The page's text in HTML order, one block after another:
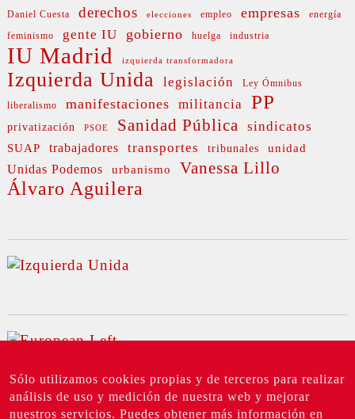
Daniel Cuesta derechos elecciones empleo empresas energía
feminismo gente IU gobierno huelga industria
IU Madrid izquierda transformadora
Izquierda Unida legislación Ley Ómnibus
liberalismo manifestaciones militancia PP
privatización PSOE Sanidad Pública sindicatos
SUAP trabajadores transportes tribunales unidad
Unidas Podemos urbanismo Vanessa Lillo
Álvaro Aguilera
Sólo utilizamos cookies propias y de terceros para realizar
análisis de uso y medición de nuestra web y mejorar
nuestros servicios. Puedes obtener más información en